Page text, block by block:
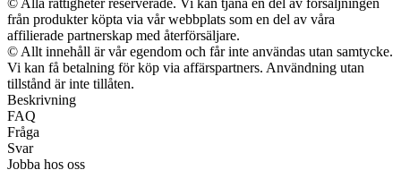
© Alla rättigheter reserverade. Vi kan tjäna en del av försäljningen
från produkter köpta via vår webbplats som en del av våra
affilierade partnerskap med återförsäljare.
© Allt innehåll är vår egendom och får inte användas utan samtycke.
Vi kan få betalning för köp via affärspartners. Användning utan
tillstånd är inte tillåten.
Beskrivning
FAQ
Fråga
Svar
Jobba hos oss